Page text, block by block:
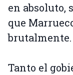
en absoluto,
que
brutalmente.
Tanto el